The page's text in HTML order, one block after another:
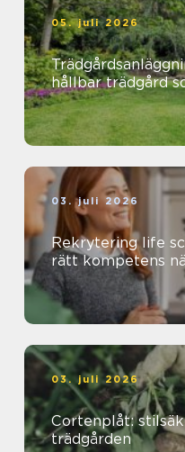
05. juli 2026
hållbar trädgård
03. juli 2026
Rekrytering life science så
rätt kompetens
03. juli 2026
Cortenplåt:
trädgården